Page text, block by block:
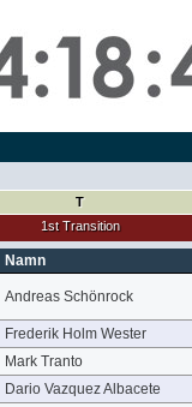
T
1st Transition
Namn
Andreas Schönrock
Frederik Holm Wester
Mark Tranto
Dario Vazquez Albacete